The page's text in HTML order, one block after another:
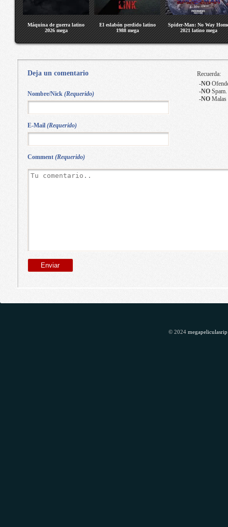
Máquina de guerra latino
2026 mega
El eslabón perdido latino
1988 mega
Spider-Man: No Way
2021 latino mega
Deja un comentario
Comment (Requerido)
Recuerda:
-NO
-NOSpam.
-NOMalas
Nombre/Nick (Requerido)
E-Mail (Requerido)
© 2024 megapeliculasrip